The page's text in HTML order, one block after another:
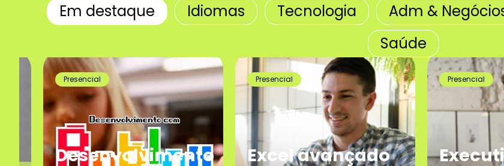
Em destaque Idiomas Tecnologia Adm &
Saúde
Presencial
Desenvolvimento
Presencial
Excel avançado
Presencial